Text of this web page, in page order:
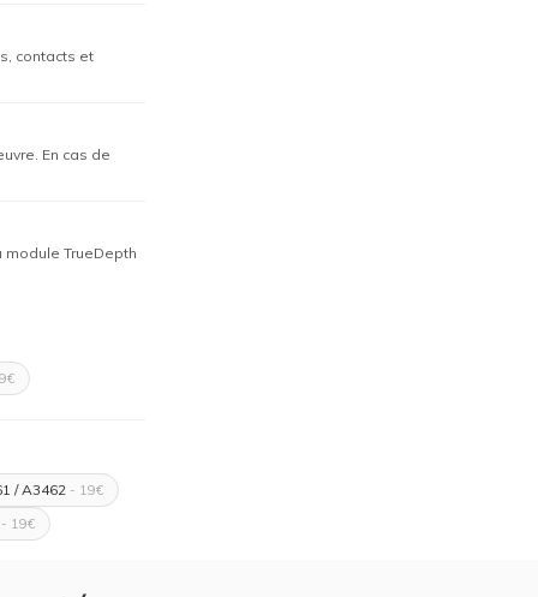
contacts et
En cas de
TrueDepth
/ A3462 - 19€
- 19€